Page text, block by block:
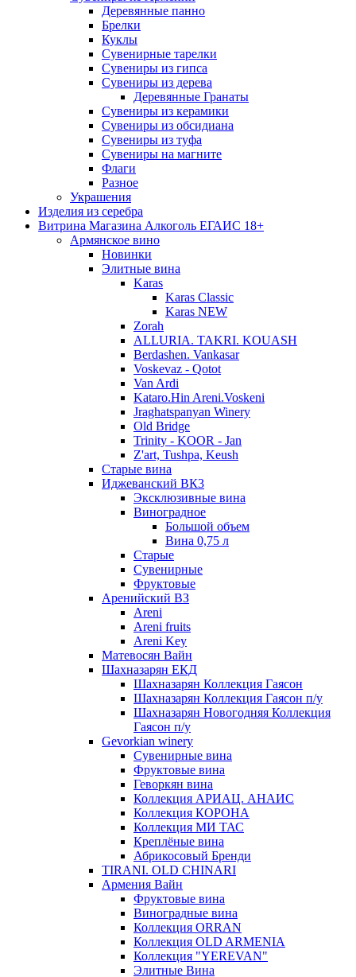
Деревянные панно
Брелки
Куклы
Сувенирные тарелки
Сувениры из гипса
Сувениры из дерева
Деревянные Гранаты
Сувениры из керамики
Сувениры из обсидиана
Сувениры из туфа
Сувениры на магните
Флаги
Разное
Украшения
Изделия из серебра
Витрина Магазина Алкоголь ЕГАИС 18+
Армянское вино
Новинки
Элитные вина
Karas
Karas Classic
Karas NEW
Zorah
ALLURIA. TAKRI. KOUASH
Berdashen. Vankasar
Voskevaz - Qotot
Van Ardi
Kataro.Hin Areni.Voskeni
Jraghatspanyan Winery
Old Bridge
Trinity - KOOR - Jan
Z'art, Tushpa, Keush
Старые вина
Иджеванский ВК3
Эксклюзивные вина
Виноградное
Большой объем
Вина 0,75 л
Старые
Сувенирные
Фруктовые
Аренийский ВЗ
Areni
Areni fruits
Areni Key
Матевосян Вайн
Шахназарян ЕКД
Шахназарян Коллекция Гаясон
Шахназарян Коллекция Гаясон п/у
Шахназарян Новогодняя Коллекция
Гаясон п/у
Gevorkian winery
Сувенирные вина
Фруктовые вина
Геворкян вина
Коллекция АРИАЦ. АНАИС
Коллекция КОРОНА
Коллекция МИ ТАС
Креплёные вина
Абрикосовый Бренди
TIRANI. OLD CHINARI
Армения Вайн
Фруктовые вина
Виноградные вина
Коллекция ORRAN
Коллекция OLD ARMENIA
Коллекция "YEREVAN"
Элитные Вина